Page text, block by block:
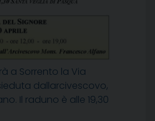
a Sorrento la Via
dallarcivescovo,
Il raduno è alle 19,30